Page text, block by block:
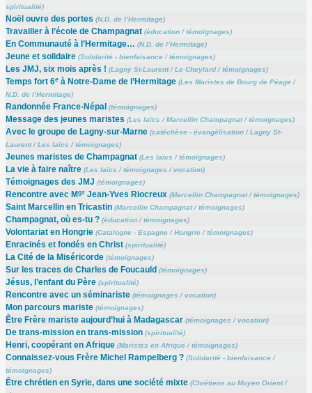
spiritualité)
Noël ouvre des portes (N.D. de l’Hermitage)
Travailler à l’école de Champagnat (éducation/témoignages)
En Communauté à l’Hermitage… (N.D. de l’Hermitage)
Jeune et solidaire (Solidarité - bienfaisance/témoignages)
Les JMJ, six mois après ! (Lagny St-Laurent/Le Cheylard/témoignages)
Temps fort 6eà Notre-Dame de l’Hermitage (Les Maristes de Bourg de Péage/
N.D. de l’Hermitage)
Randonnée France-Népal (témoignages)
Message des jeunes maristes (Les laïcs /Marcellin Champagnat/témoignages)
Avec le groupe de Lagny-sur-Marne (catéchèse - évangélisation/Lagny St-
Laurent/Les laïcs /témoignages)
Jeunes maristes de Champagnat (Les laïcs /témoignages)
La vie à faire naître (Les laïcs /témoignages /vocation)
Témoignages des JMJ (témoignages)
Rencontre avec MgrJean-Yves Riocreux (Marcellin Champagnat/témoignages)
Saint Marcellin en Tricastin (Marcellin Champagnat/témoignages)
Champagnat, où es-tu ? (éducation/témoignages)
Volontariat en Hongrie (Catalogne - Espagne/Hongrie/témoignages)
Enracinés et fondés en Christ (spiritualité)
La Cité de la Miséricorde (témoignages)
Sur les traces de Charles de Foucauld (témoignages)
Jésus, l’enfant du Père (spiritualité)
Rencontre avec un séminariste (témoignages /vocation)
Mon parcours mariste (témoignages)
Être Frère mariste aujourd’hui à Madagascar (témoignages /vocation)
De trans-mission en trans-mission (spiritualité)
Henri, coopérant en Afrique (Maristes en Afrique/témoignages)
Connaissez-vous Frère Michel Rampelberg ? (Solidarité - bienfaisance/
témoignages)
Être chrétien en Syrie, dans une société mixte (Chrétiens au Moyen Orient/